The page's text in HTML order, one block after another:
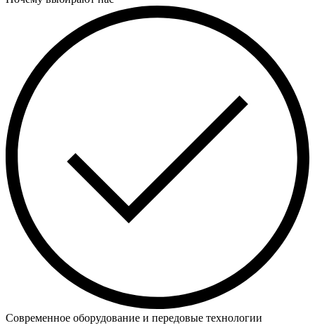
Современное оборудование и передовые технологии